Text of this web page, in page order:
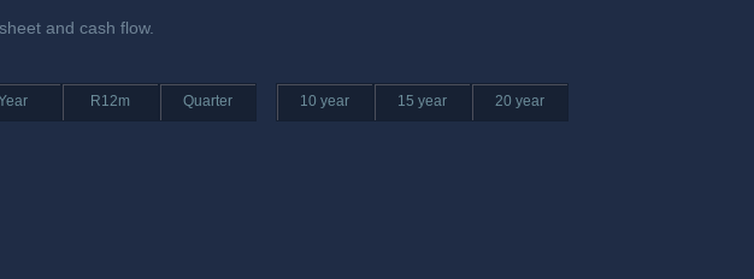
and cash flow.
R12m Quarter 10 year 15 year 20 year